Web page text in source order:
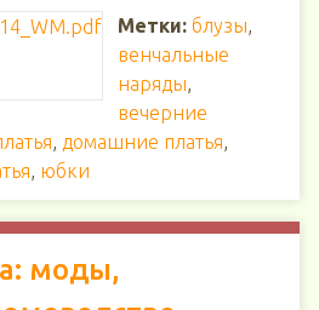
Метки: блузы,
венчальные
наряды,
вечерние
, домашние платья,
, юбки
моды,